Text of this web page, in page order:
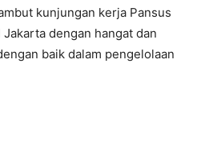
kunjungan kerja Pansus
Jakarta dengan hangat dan
baik dalam pengelolaan